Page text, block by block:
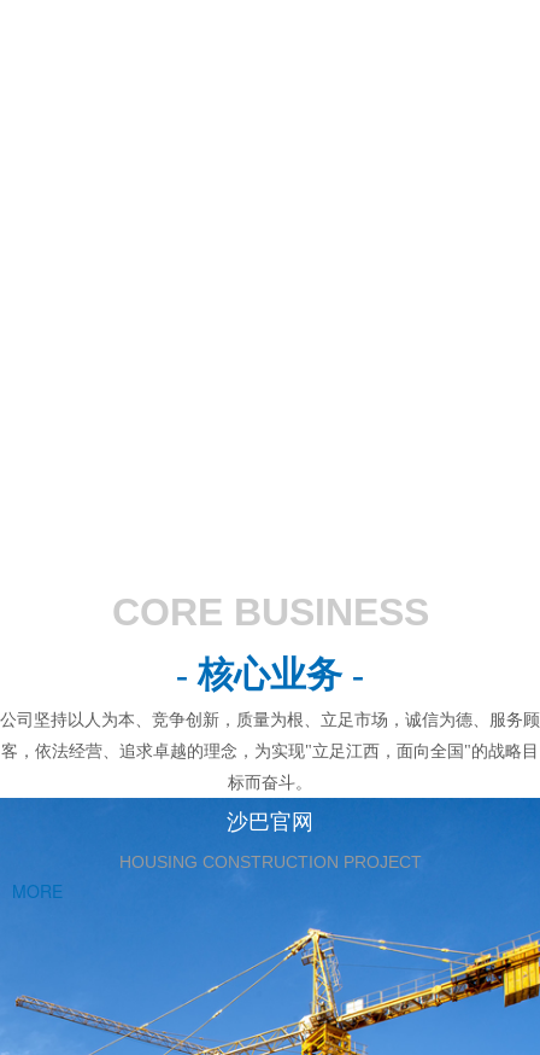
CORE BUSINESS
- 核心业务 -
公司坚持以人为本、竞争创新，质量为根、立足市场，诚信为德、服务顾
客，依法经营、追求卓越的理念，为实现"立足江西，面向全国"的战略目
标而奋斗。
沙巴官网
HOUSING CONSTRUCTION PROJECT
MORE